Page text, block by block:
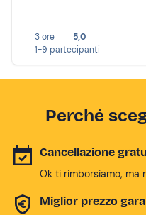
3 ore
5,0
1-9 partecipanti
Perché
Cancellazione
Ok ti rimborsiamo, ma
Miglior prezzo